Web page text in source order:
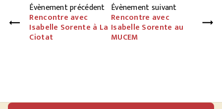
Évènement précédent
Rencontre avec
Isabelle Sorente à La
Ciotat
Évènement suivant
Rencontre avec
Isabelle Sorente au
MUCEM